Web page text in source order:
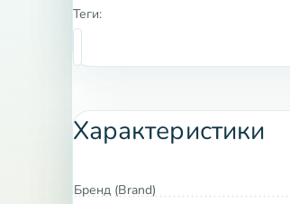
Теги:
Характеристики
Бренд (Brand)